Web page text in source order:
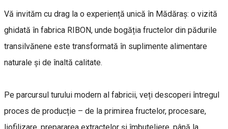
Vă invităm cu drag la o experiență unică în Mădăraș: o vizită
ghidată în fabrica RIBON, unde bogăția fructelor din pădurile
transilvănene este transformată în suplimente alimentare
naturale și de înaltă calitate.
Pe parcursul turului modern al fabricii, veți descoperi întregul
proces de producție – de la primirea fructelor, procesare,